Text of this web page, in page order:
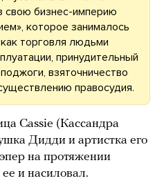
свою бизнес-империю
которое занималось
торговля людьми
принудительный
взяточничество
правосудия.
Cassie (Кассандра
Дидди и артистка его
на протяжении
и насиловал.